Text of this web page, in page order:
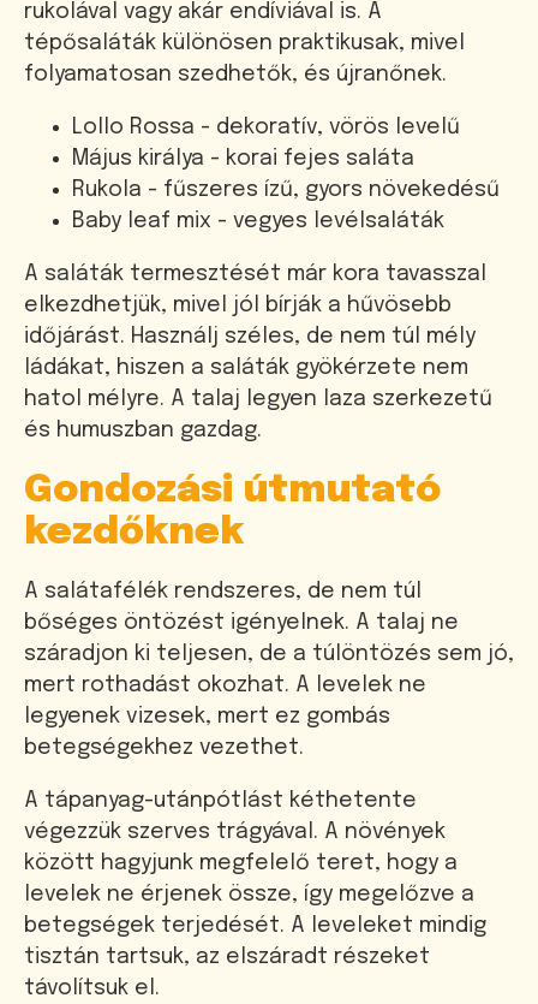
rukolával vagy akár endíviával is. A
tépősaláták különösen praktikusak, mivel
folyamatosan szedhetők, és újranőnek.
Lollo Rossa - dekoratív, vörös levelű
Május királya - korai fejes saláta
Rukola - fűszeres ízű, gyors növekedésű
Baby leaf mix - vegyes levélsaláták
A saláták termesztését már kora tavasszal
elkezdhetjük, mivel jól bírják a hűvösebb
időjárást. Használj széles, de nem túl mély
ládákat, hiszen a saláták gyökérzete nem
hatol mélyre. A talaj legyen laza szerkezetű
és humuszban gazdag.
Gondozási útmutató
kezdőknek
A salátafélék rendszeres, de nem túl
bőséges öntözést igényelnek. A talaj ne
száradjon ki teljesen, de a túlöntözés sem jó,
mert rothadást okozhat. A levelek ne
legyenek vizesek, mert ez gombás
betegségekhez vezethet.
A tápanyag-utánpótlást kéthetente
végezzük szerves trágyával. A növények
között hagyjunk megfelelő teret, hogy a
levelek ne érjenek össze, így megelőzve a
betegségek terjedését. A leveleket mindig
tisztán tartsuk, az elszáradt részeket
távolítsuk el.